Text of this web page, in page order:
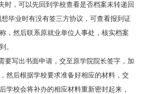
时，可以先回到学校查看是否档案未转递回
毕业时有没有签三方协议，可查看报到证
，然后联系原就业单位人事处，核实档案
。
要写出书面申请，交至原学院院长签字，加
然后根据学校要求准备好相应的材料，交
学校会将补办的相应材料重新密封起来，